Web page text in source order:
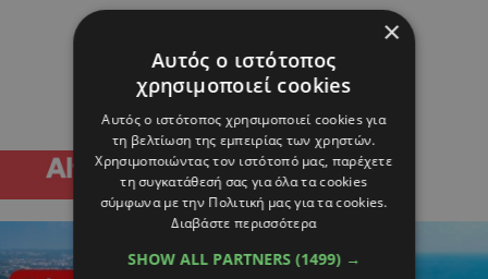
×
Αυτός ο ιστότοπος
χρησιμοποιεί cookies
Αυτός ο ιστότοπος χρησιμοποιεί cookies για
τη βελτίωση της εμπειρίας των χρηστών.
Χρησιμοποιώντας τον ιστότοπό μας, παρέχετε
τη συγκατάθεσή σας για όλα τα cookies
σύμφωνα με την Πολιτική μας για τα cookies.
Διαβάστε περισσότερα
SHOW ALL PARTNERS (1499) →